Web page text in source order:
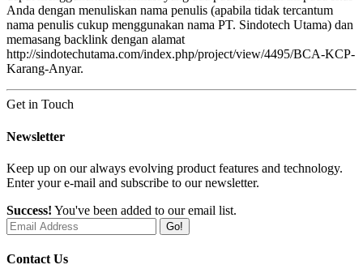
Anda dengan menuliskan nama penulis (apabila tidak tercantum
nama penulis cukup menggunakan nama PT. Sindotech Utama) dan
memasang backlink dengan alamat
http://sindotechutama.com/index.php/project/view/4495/BCA-KCP-
Karang-Anyar.
Get in Touch
Newsletter
Keep up on our always evolving product features and technology.
Enter your e-mail and subscribe to our newsletter.
Success! You've been added to our email list.
Go!
Contact Us